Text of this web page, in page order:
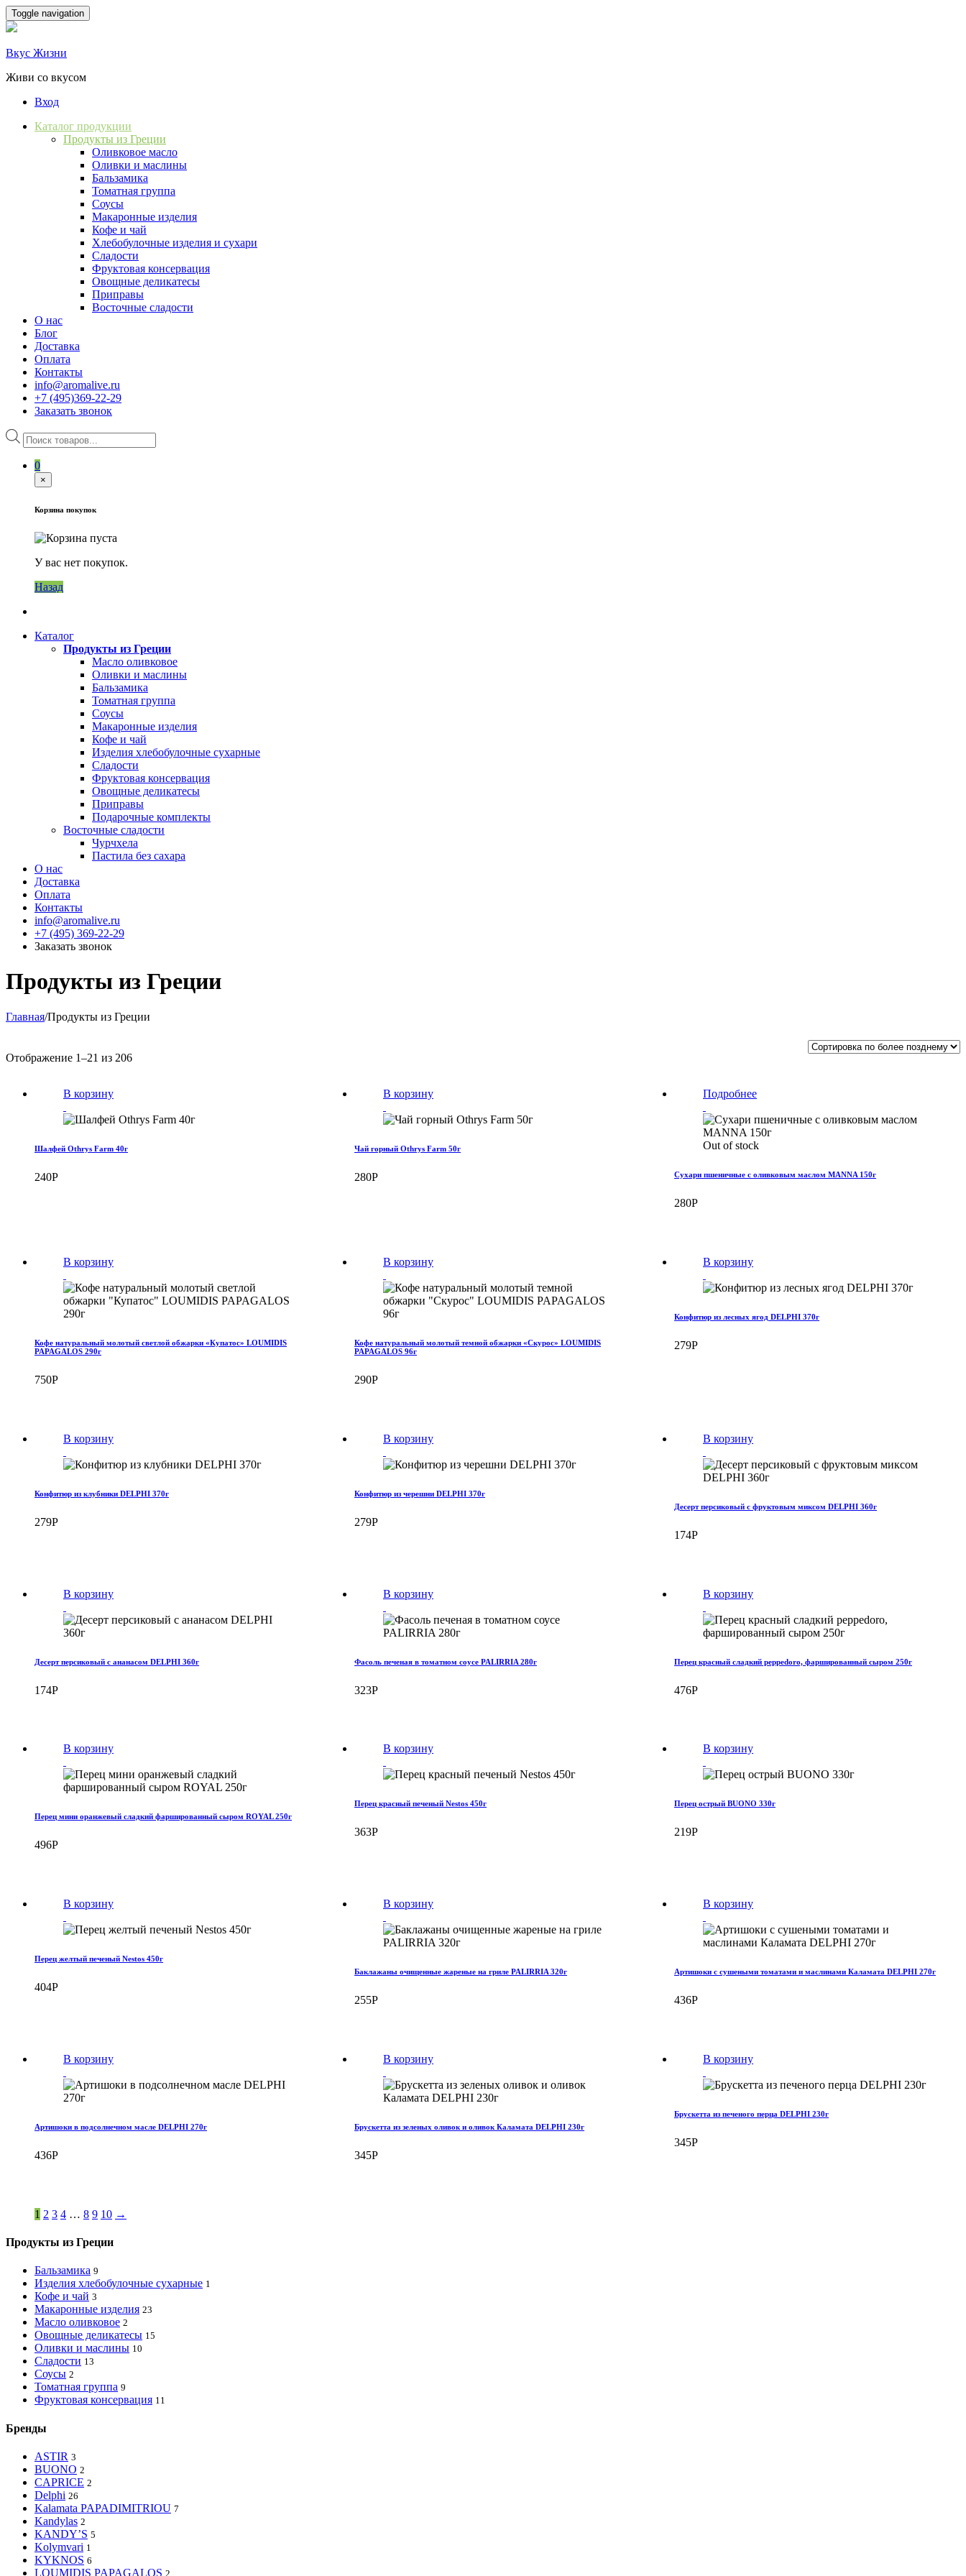
Skip
to
Toggle navigation
Вкус Жизни
Живи со вкусом
Вход
Каталог продукции
Продукты из Греции
Оливковое масло
Оливки и маслины
Бальзамика
Томатная группа
Соусы
Макаронные изделия
Кофе и чай
Хлебобулочные изделия и сухари
Сладости
Фруктовая консервация
Овощные деликатесы
Приправы
Восточные сладости
О нас
Блог
Доставка
Оплата
Контакты
info@aromalive.ru
+7 (495)369-22-29
Заказать звонок
Поиск
товаров
0
×
Корзина покупок
У вас нет покупок.
Назад
Каталог
Продукты из Греции
Масло оливковое
Оливки и маслины
Бальзамика
Томатная группа
Соусы
Макаронные изделия
Кофе и чай
Изделия хлебобулочные сухарные
Сладости
Фруктовая консервация
Овощные деликатесы
Приправы
Подарочные комплекты
Восточные сладости
Чурчхела
Пастила без сахара
О нас
Доставка
Оплата
Контакты
info@aromalive.ru
+7 (495) 369-22-29
Заказать звонок
Категория:
Продукты из Греции
Главная/Продукты из Греции
Отображение 1–21 из 206
В корзину
Шалфей Othrys Farm 40г
240Р
В корзину
Чай горный Othrys Farm 50г
280Р
Подробнее
Out of stock
Сухари пшеничные с оливковым маслом MANNA 150г
280Р
В корзину
Кофе натуральный молотый светлой обжарки «Купатос» LOUMIDIS
PAPAGALOS 290г
750Р
В корзину
Кофе натуральный молотый темной обжарки «Скурос» LOUMIDIS
PAPAGALOS 96г
290Р
В корзину
Конфитюр из лесных ягод DELPHI 370г
279Р
В корзину
Конфитюр из клубники DELPHI 370г
279Р
В корзину
Конфитюр из черешни DELPHI 370г
279Р
В корзину
Десерт персиковый с фруктовым миксом DELPHI 360г
174Р
В корзину
Десерт персиковый с ананасом DELPHI 360г
174Р
В корзину
Фасоль печеная в томатном соусе PALIRRIA 280г
323Р
В корзину
Перец красный сладкий peppedoro, фаршированный сыром 250г
476Р
В корзину
Перец мини оранжевый сладкий фаршированный сыром ROYAL 250г
496Р
В корзину
Перец красный печеный Nestos 450г
363Р
В корзину
Перец острый BUONO 330г
219Р
В корзину
Перец желтый печеный Nestos 450г
404Р
В корзину
Баклажаны очищенные жареные на гриле PALIRRIA 320г
255Р
В корзину
Артишоки с сушеными томатами и маслинами Каламата DELPHI 270г
436Р
В корзину
Артишоки в подсолнечном масле DELPHI 270г
436Р
В корзину
Брускетта из зеленых оливок и оливок Каламата DELPHI 230г
345Р
В корзину
Брускетта из печеного перца DELPHI 230г
345Р
1 2 3 4 … 8 9 10 →
Продукты из Греции
Бальзамика 9
Изделия хлебобулочные сухарные 1
Кофе и чай 3
Макаронные изделия 23
Масло оливковое 2
Овощные деликатесы 15
Оливки и маслины 10
Сладости 13
Соусы 2
Томатная группа 9
Фруктовая консервация 11
Бренды
ASTIR 3
BUONO 2
CAPRICE 2
Delphi 26
Kalamata PAPADIMITRIOU 7
Kandylas 2
KANDY’S 5
Kolymvari 1
KYKNOS 6
LOUMIDIS PAPAGALOS 2